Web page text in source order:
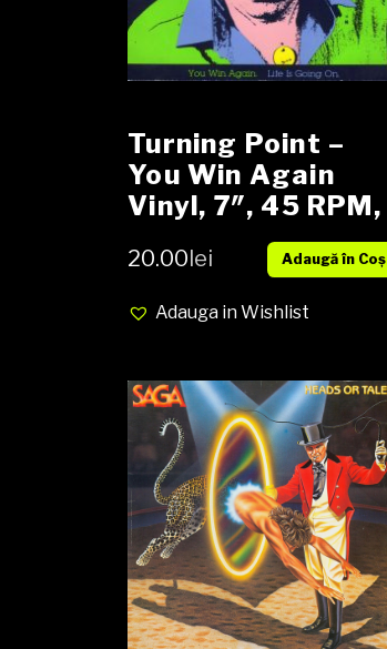
Turning Point –
You Win Again
Vinyl, 7″, 45 RPM,
20.00lei Adaugă în Coș
Adauga in Wishlist